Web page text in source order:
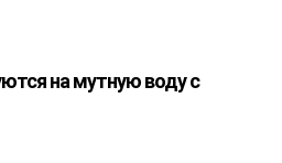
на мутную воду с